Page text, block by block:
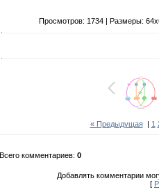
Просмотров: 1734 | Размеры:
« Предыдущая| 1
Всего комментариев: 0
Добавлять комментарии
[